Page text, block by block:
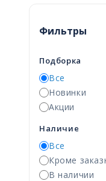
Фильтры
Подборка
Все
Новинки
Акции
Наличие
Все
Кроме
В наличии